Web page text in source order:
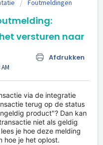
Foutmeldingen
versturen naar
Afdrukken
via de integratie
terug op de status
product"? Dan kan
niet als geldig
je hoe deze melding
hoe je het oplost.